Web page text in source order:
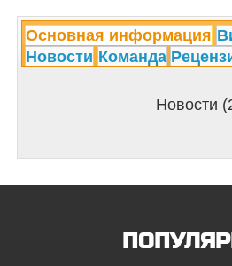
Основная информация
Новости Команда
Новости